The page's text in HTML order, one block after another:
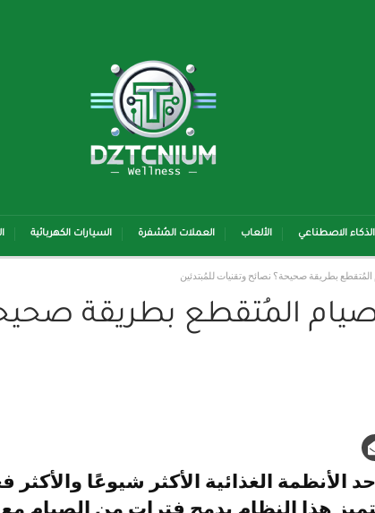
الذكاء الاصطناعي الألعاب العملات المُشفرة السيارات الكهربائية
المُتقطع بطريقة صحيحة؟ نصائح وتقنيات للمُبتدئين
المُتقطع بطريقة
الأنظمة الغذائية الأكثر شيوعًا